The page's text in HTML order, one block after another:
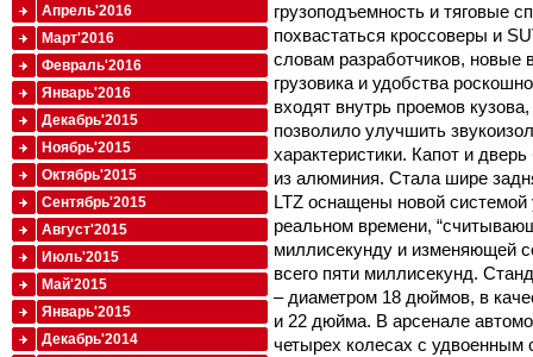
грузоподъемность и тяговые
похвастаться кроссоверы и
словам разработчиков, новые
грузовика и удобства
входят внутрь проемов
позволило улучшить
характеристики. Капот и
из алюминия. Стала шире
LTZ оснащены новой
реальном времени,
миллисекунду и изменяющей
всего пяти миллисекунд.
– диаметром 18 дюймов, в
и 22 дюйма. В арсенале
четырех колесах с
Апрель'2016
Март'2016
Февраль'2016
Январь'2016
Декабрь'2015
Ноябрь'2015
Октябрь'2015
Сентябрь'2015
Август'2015
Июль'2015
Май'2015
Январь'2015
Декабрь'2014